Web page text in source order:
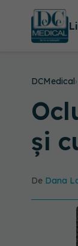
DCMedical›
și
De Dana